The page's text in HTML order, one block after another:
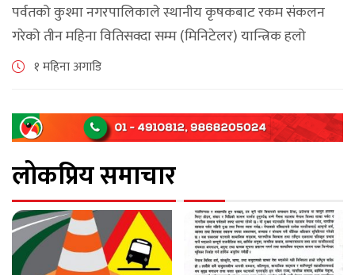
पर्वतको कुश्मा नगरपालिकाले स्थानीय कृषकबाट रकम संकलन
गरेको तीन महिना वितिसक्दा सम्म (मिनिटेलर) यान्त्रिक हलो
वितरण नगरेपछि पर्वतको कुश्मा नगरपालिकाका कृषकहरु चिन्तित
१ महिना अगाडि
लोकप्रिय समाचार